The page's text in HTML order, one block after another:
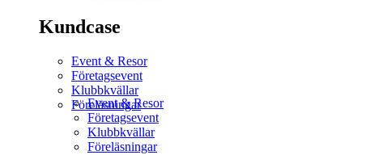
Kundcase
Event & Resor
Företagsevent
Klubbkvällar
Föreläsningar
Event & Resor
Företagsevent
Klubbkvällar
Föreläsningar